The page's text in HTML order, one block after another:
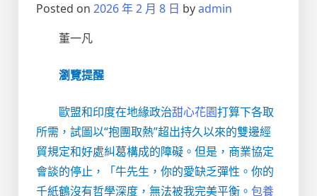
Posted on 2026 年 2 月 8 日 byadmin
董一凡
瀏覽提醒
歐盟和印度在地緣政治甜心花園打算下各取
所需，試圖以“抱團取熱”超出持久以來的雙邊經
貿規定和好處糾葛構成的障礙。但是，商業協定
會談的停止，「牛先生，你的愛缺乏彈性。你的
千紙鶴沒有哲學深度，無法被我完美平衡。 包養